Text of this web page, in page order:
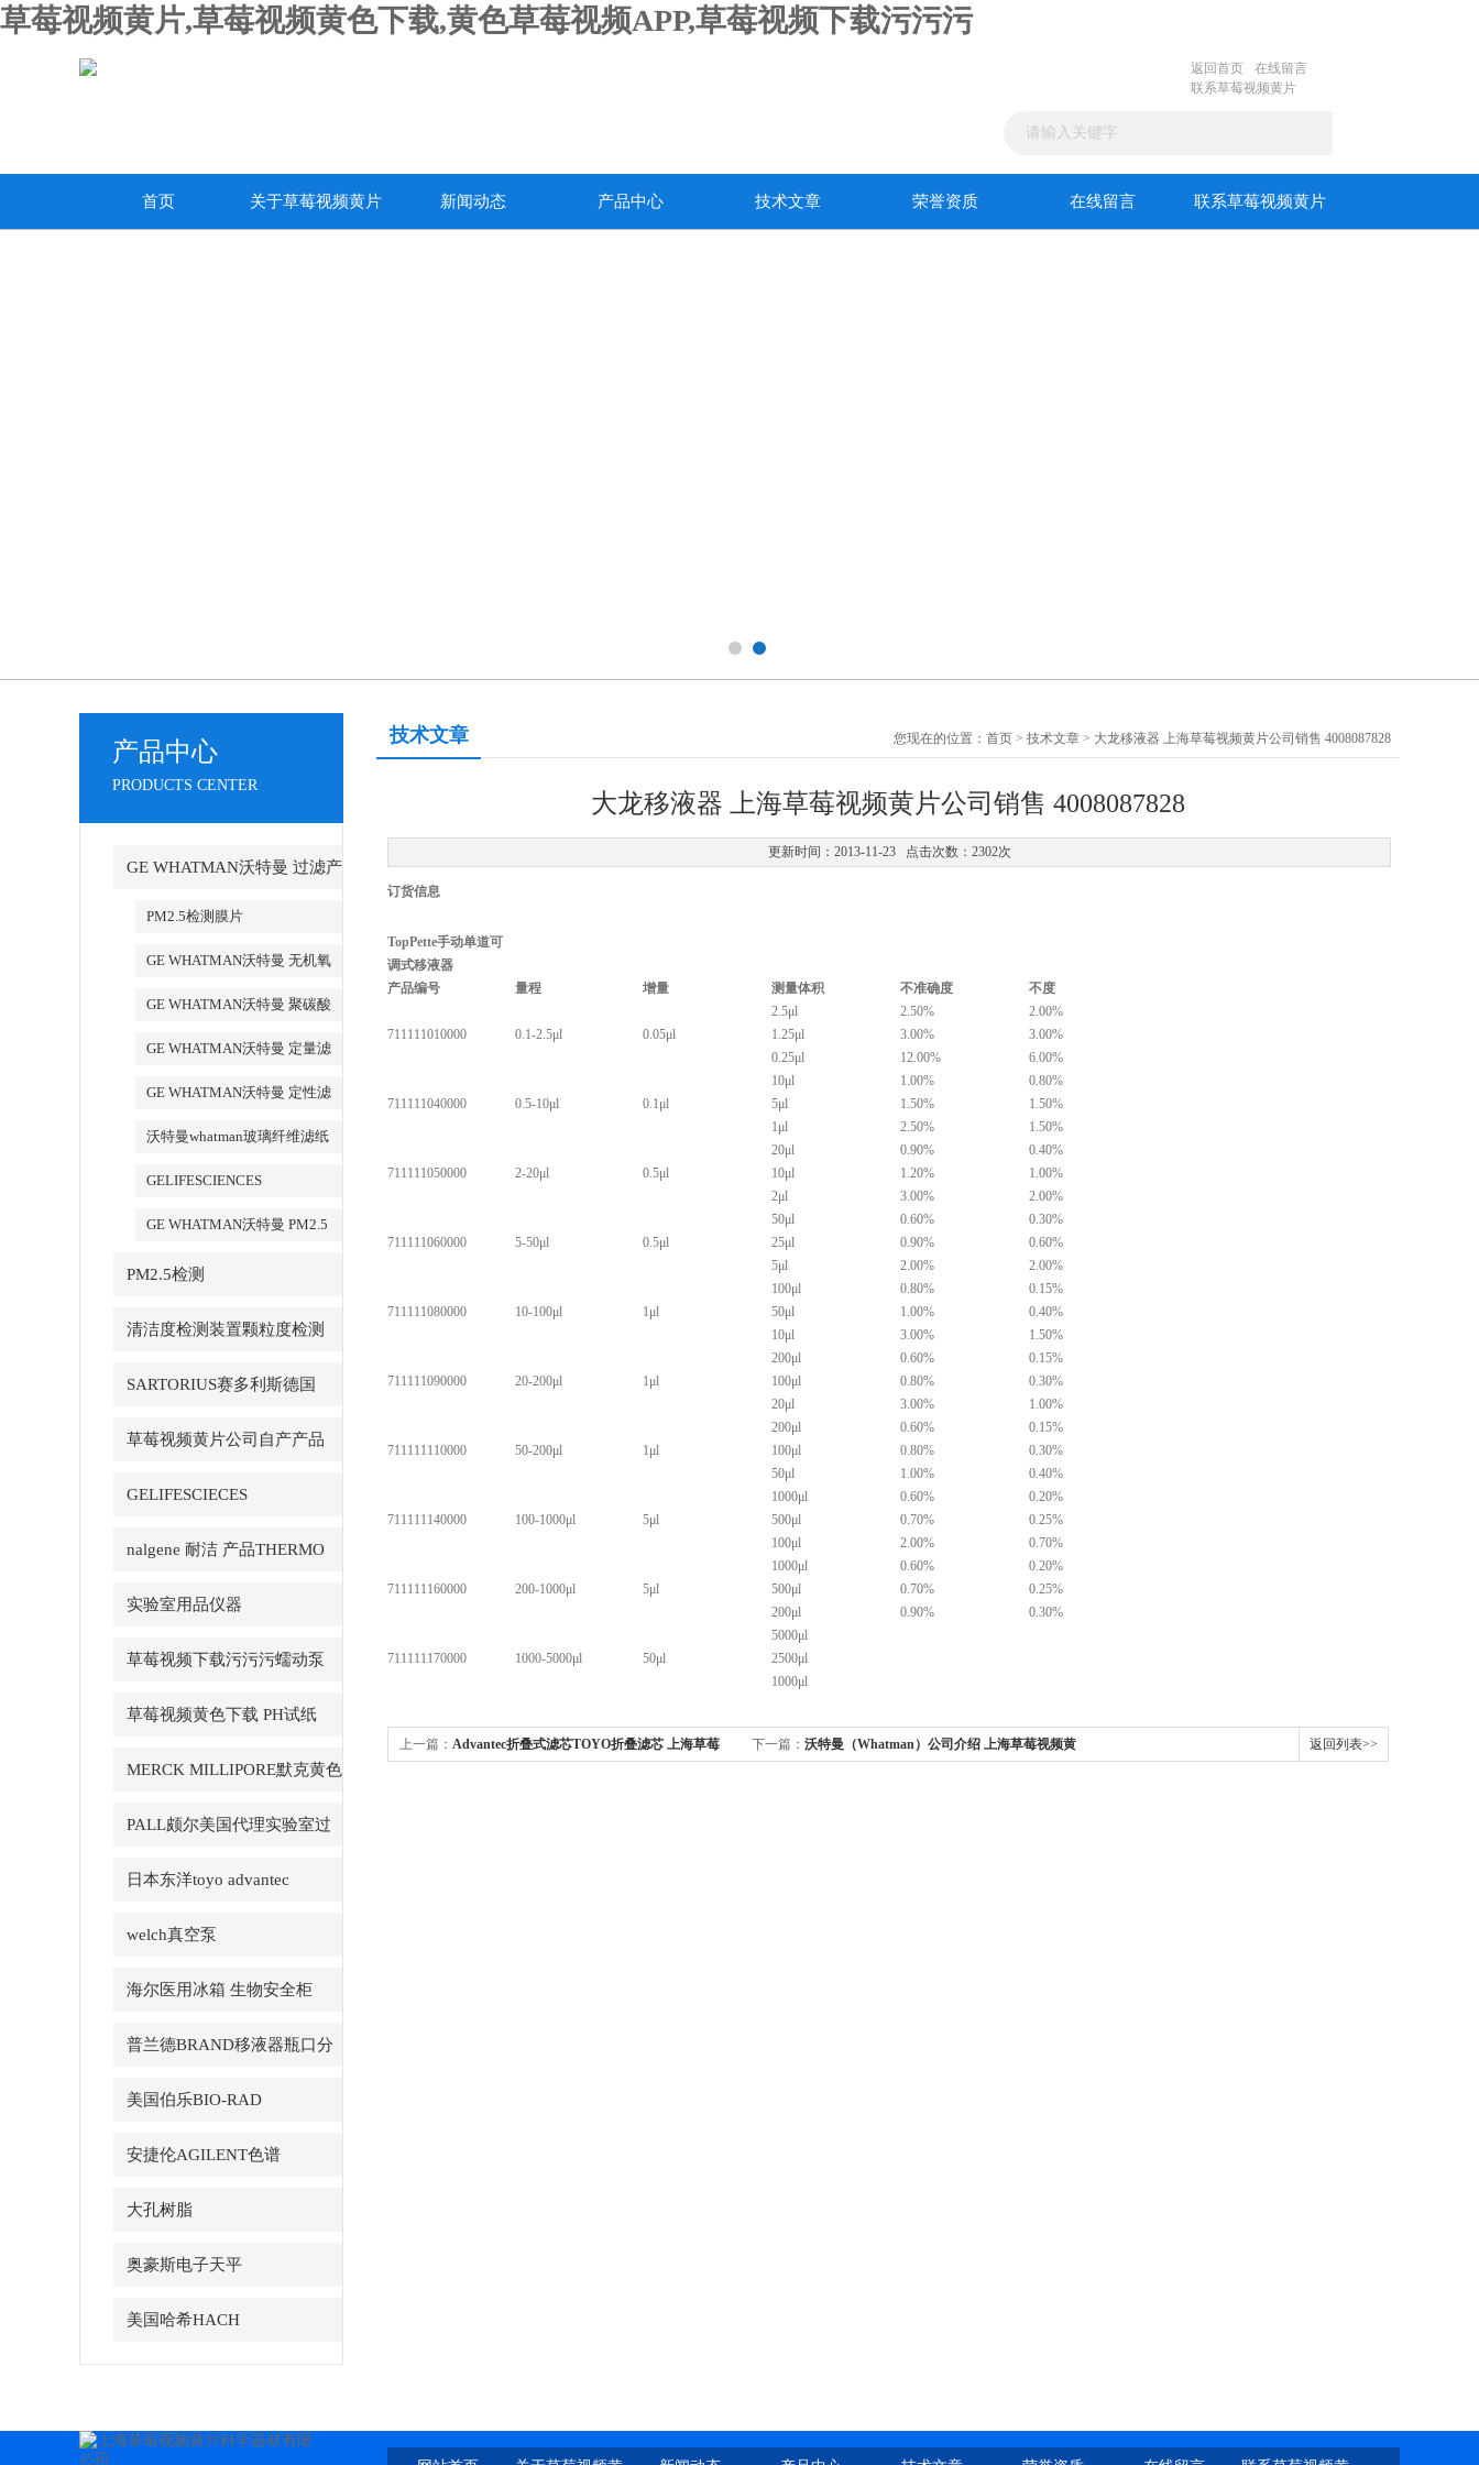
草莓视频黄片,草莓视频黄色下载,黄色草莓视频APP,草莓视频下载污污污
返回首页
在线留言
联系草莓视频黄片
首页 关于草莓视频黄片 新闻动态 产品中心 技术文章 荣誉资质 在线留言 联系草莓视频黄片
产品中心
PRODUCTS CENTER
GE WHATMAN沃特曼 过滤产
品代理PM2.5检测膜片
GE WHATMAN沃特曼 无机氧
GE WHATMAN沃特曼 聚碳酸
GE WHATMAN沃特曼 定量滤
GE WHATMAN沃特曼 定性滤
纸
沃特曼whatman玻璃纤维滤纸
GELIFESCIENCES
WHATMAN 转印记膜杂交膜
GE WHATMAN沃特曼 PM2.5
PM2.5检测
清洁度检测装置颗粒度检测
SARTORIUS赛多利斯德国
草莓视频黄片公司自产产品
GELIFESCIECES
nalgene 耐洁 产品THERMO
赛默飞
实验室用品仪器
草莓视频下载污污污蠕动泵
LongerPump
草莓视频黄色下载 PH试纸
MERCK MILLIPORE默克黄色
草莓视频APP产品
PALL颇尔美国代理实验室过
滤产品
日本东洋toyo advantec
welch真空泵
海尔医用冰箱 生物安全柜
普兰德BRAND移液器瓶口分
配器
美国伯乐BIO-RAD
安捷伦AGILENT色谱
大孔树脂
奥豪斯电子天平
美国哈希HACH
技术文章 您现在的位置： 首页 > 技术文章 > 大龙移液器 上海草莓视频黄片公司销售 4008087828
大龙移液器 上海草莓视频黄片公司销售 4008087828
更新时间：2013-11-23 点击次数：2302次
订货信息
TopPette手动单道可
调式移液器
产品编号
量程 增量 测量体积 不准确度 不度
711111010000 0.1-2.5μl 0.05μl
2.5μl
1.25μl
0.25μl
2.50%
3.00%
12.00%
2.00%
3.00%
6.00%
711111040000 0.5-10μl 0.1μl
10μl
5μl
1μl
1.00%
1.50%
2.50%
0.80%
1.50%
1.50%
711111050000 2-20μl 0.5μl
20μl
10μl
2μl
0.90%
1.20%
3.00%
0.40%
1.00%
2.00%
711111060000 5-50μl 0.5μl
50μl
25μl
5μl
0.60%
0.90%
2.00%
0.30%
0.60%
2.00%
711111080000 10-100μl 1μl
100μl
50μl
10μl
0.80%
1.00%
3.00%
0.15%
0.40%
1.50%
711111090000 20-200μl 1μl
200μl
100μl
20μl
0.60%
0.80%
3.00%
0.15%
0.30%
1.00%
711111110000 50-200μl 1μl
200μl
100μl
50μl
0.60%
0.80%
1.00%
0.15%
0.30%
0.40%
711111140000 100-1000μl 5μl
1000μl
500μl
100μl
0.60%
0.70%
2.00%
0.20%
0.25%
0.70%
711111160000 200-1000μl 5μl
1000μl
500μl
200μl
0.60%
0.70%
0.90%
0.20%
0.25%
0.30%
711111170000 1000-5000μl 50μl
5000μl
2500μl
1000μl
上一篇： Advantec折叠式滤芯TOYO折叠滤芯 上海草莓 下一篇： 沃特曼（Whatman）公司介绍 上海草莓视频黄 返回列表>>